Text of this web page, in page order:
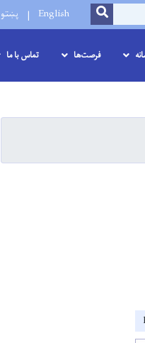
SEARCH
English پښتو
فرصت‌ها تماس با ما